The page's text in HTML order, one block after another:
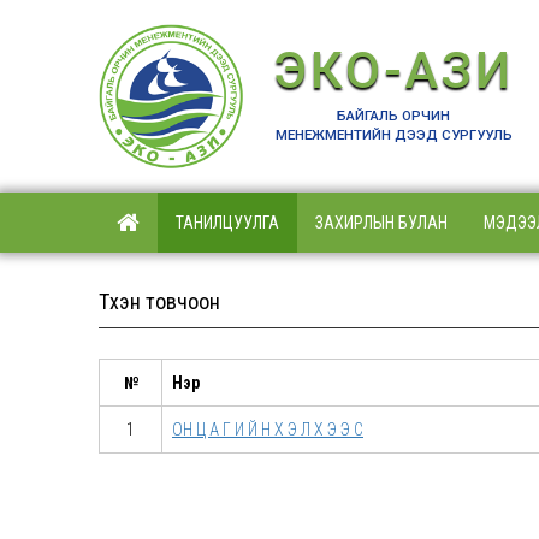
ЭКО-АЗИ
БАЙГАЛЬ ОРЧИН
МЕНЕЖМЕНТИЙН ДЭЭД СУРГУУЛЬ
ТАНИЛЦУУЛГА ЗАХИРЛЫН БУЛАН
Түүхэн товчоон
№ Нэр
1 ОН Ц А Г И Й Н Х Э Л Х Э Э С